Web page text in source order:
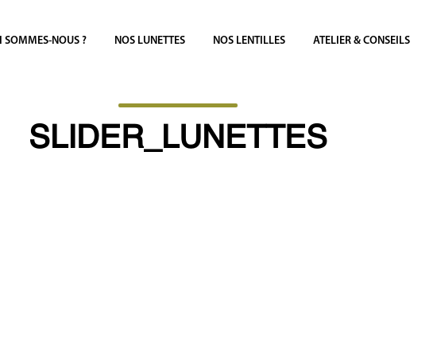
SOMMES-NOUS ? NOS LUNETTES NOS LENTILLES ATELIER & CONSEILS
SLIDER_LUNETTES